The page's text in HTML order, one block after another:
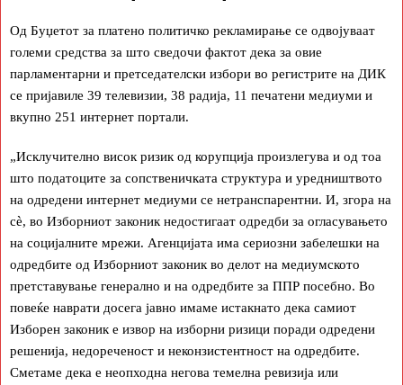
Oд Буџетот за платено политичко рекламирање се одвојуваат
големи средства за што сведочи фактот дека за овие
парламентарни и претседателски избори во регистрите на ДИК
се пријавиле 39 телевизии, 38 радија, 11 печатени медиуми и
вкупно 251 интернет портали.
„Исклучително висок ризик од корупција произлегува и од тоа
што податоците за сопственичката структура и уредништвото
на одредени интернет медиуми се нетранспарентни. И, згора на
сè, во Изборниот законик недостигаат одредби за огласувањето
на социјалните мрежи. Агенцијата има сериозни забелешки на
одредбите од Изборниот законик во делот на медиумското
претставување генерално и на одредбите за ППР посебно. Во
повеќе наврати досега јавно имаме истакнато дека самиот
Изборен законик е извор на изборни ризици поради одредени
решенија, недореченост и неконзистентност на одредбите.
Сметаме дека е неопходна негова темелна ревизија или